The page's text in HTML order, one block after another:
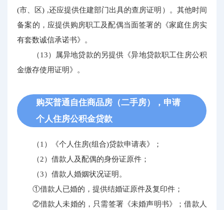
(市、区) ,还应提供住建部门出具的查房证明）。其他时间
备案的，应提供购房职工及配偶当面签署的《家庭住房实
有套数诚信承诺书》。
（13）属异地贷款的另提供《异地贷款职工住房公积
金缴存使用证明》。
购买普通自住商品房（二手房），申请
个人住房公积金贷款
（1）《个人住房(组合)贷款申请表》；
（2）借款人及配偶的身份证原件；
（3）借款人婚姻状况证明。
①借款人已婚的，提供结婚证原件及复印件；
②借款人未婚的，只需签署《未婚声明书》；借款人